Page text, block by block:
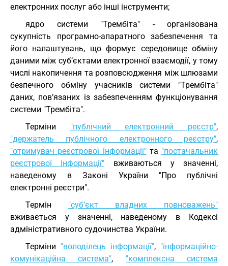
електронних послуг або інші інструменти;
ядро системи "Трембіта" - організована
сукупність програмно-апаратного забезпечення та
його налаштувань, що формує середовище обміну
даними між суб’єктами електронної взаємодії, у тому
числі накопичення та розповсюдження між шлюзами
безпечного обміну учасників системи "Трембіта"
даних, пов’язаних із забезпеченням функціонування
системи "Трембіта".
Терміни "публічний електронний реєстр",
"держатель публічного електронного реєстру",
"отримувач реєстрової інформації"та "постачальник
реєстрової інформації" вживаються у значенні,
наведеному в Законі України "Про публічні
електронні реєстри".
Термін "суб’єкт владних повноважень"
вживається у значенні, наведеному в Кодексі
адміністративного судочинства України.
Терміни "володілець інформації", "інформаційно-
комунікаційна система", "комплексна система